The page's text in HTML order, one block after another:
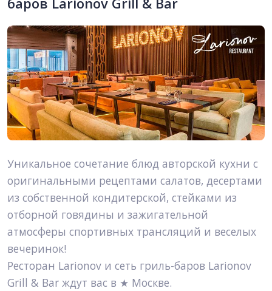
Уникальное сочетание блюд авторской кухни с
оригинальными рецептами салатов, десертами
из собственной кондитерской, стейками из
отборной говядины и зажигательной
атмосферы спортивных трансляций и веселых
вечеринок!
Ресторан Larionov и сеть гриль-баров Larionov
Grill & Bar ждут вас в ★ Москве.